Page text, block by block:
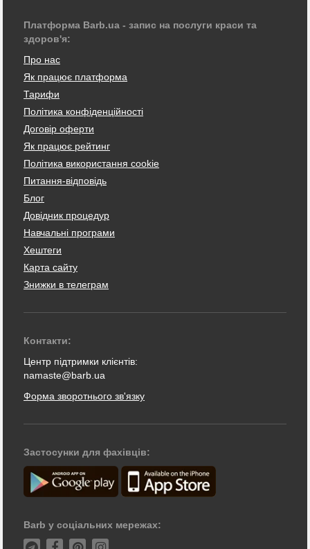
Платформа Barb.ua - запис на послуги краси та
здоров'я:
Про нас
Як працює платформа
Тарифи
Політика конфіденційності
Договір оферти
Як працює рейтинг
Політика використання cookie
Питання-відповідь
Блог
Довідник процедур
Навчальні програми
Хештеги
Карта сайту
Знижки в телеграм
Контакти:
Центр підтримки клієнтів:
namaste@barb.ua
Форма зворотнього зв'язку
Застосунки для фахівців:
Barb у соціальних мережах: